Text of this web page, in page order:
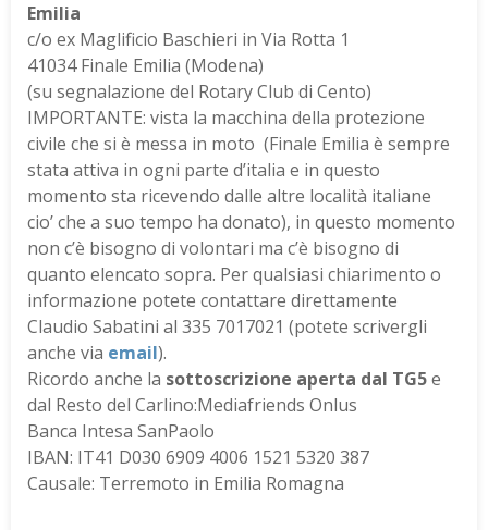
Emilia
c/o ex Maglificio Baschieri in Via Rotta 1
41034 Finale Emilia (Modena)
(su segnalazione del Rotary Club di Cento)
IMPORTANTE: vista la macchina della protezione
civile che si è messa in moto (Finale Emilia è sempre
stata attiva in ogni parte d’italia e in questo
momento sta ricevendo dalle altre località italiane
cio’ che a suo tempo ha donato), in questo momento
non c’è bisogno di volontari ma c’è bisogno di
quanto elencato sopra. Per qualsiasi chiarimento o
informazione potete contattare direttamente
Claudio Sabatini al 335 7017021 (potete scrivergli
anche via email).
Ricordo anche la sottoscrizione aperta dal TG5e
dal Resto del Carlino:Mediafriends Onlus
Banca Intesa SanPaolo
IBAN: IT41 D030 6909 4006 1521 5320 387
Causale: Terremoto in Emilia Romagna